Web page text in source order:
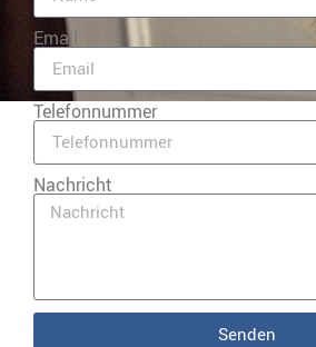
Email
Telefonnummer
Nachricht
Senden